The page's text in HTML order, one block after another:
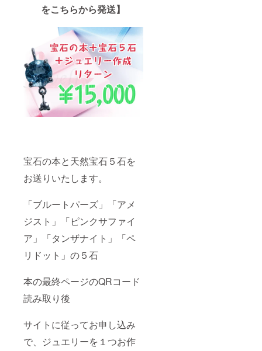
をこちらから発送】
宝石の本と天然宝石５石を
お送りいたします。
「ブルートパーズ」「アメ
ジスト」「ピンクサファイ
ア」「タンザナイト」「ペ
リドット」の５石
本の最終ページのQRコード
読み取り後
サイトに従ってお申し込み
で、ジュエリーを１つお作